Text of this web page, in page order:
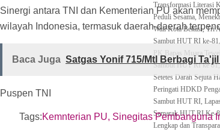
Transformasi Literasi
Peduli Sesama,
Wali Kota Bekasi, Tri
Sambut HUT RI ke-
‎PK Bapas Muara
‎Sambut HUT RI ke
Setetes Darah Sejuta
Peringati HDKD
Sambut HUT RI,
Semarak HUT RI Ke-
Lengkap dan
Sinergi antara TNI dan Kementerian PU akan
wilayah Indonesia, termasuk daerah-daerah
Baca Juga Satgas Yonif 715/Mtl Berbagi
Puspen TNI
Tags:Kemnterian PU, Sinegitas Pembanguna